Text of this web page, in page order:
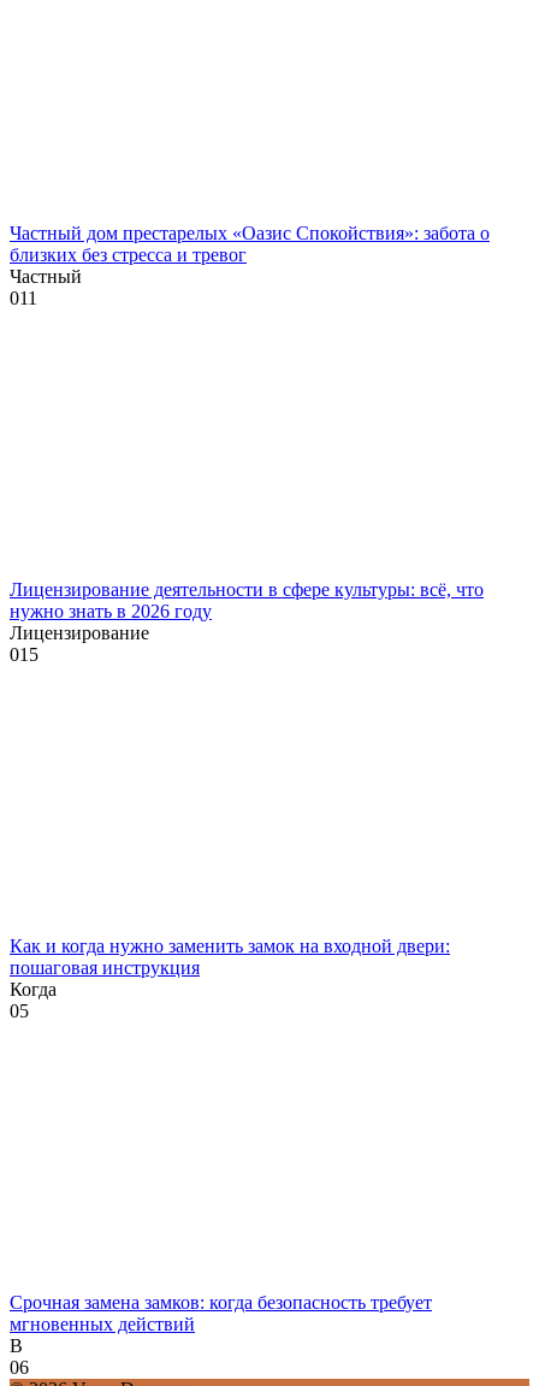
Частный дом престарелых «Оазис Спокойствия»: забота о
близких без стресса и тревог
Частный
011
Лицензирование деятельности в сфере культуры: всё, что
нужно знать в 2026 году
Лицензирование
015
Как и когда нужно заменить замок на входной двери:
пошаговая инструкция
Когда
05
Срочная замена замков: когда безопасность требует
мгновенных действий
В
06